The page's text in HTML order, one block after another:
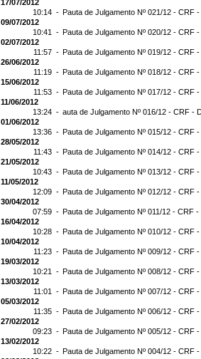
17/07/2012
10:14 - Pauta de Julgamento Nº 021/12 - CRF
09/07/2012
10:41 - Pauta de Julgamento Nº 020/12 - CRF
02/07/2012
11:57 - Pauta de Julgamento Nº 019/12 - CRF
26/06/2012
11:19 - Pauta de Julgamento Nº 018/12 - CRF
15/06/2012
11:53 - Pauta de Julgamento Nº 017/12 - CRF
11/06/2012
13:24 - auta de Julgamento Nº 016/12 - CRF -
01/06/2012
13:36 - Pauta de Julgamento Nº 015/12 - CRF
28/05/2012
11:43 - Pauta de Julgamento Nº 014/12 - CRF
21/05/2012
10:43 - Pauta de Julgamento Nº 013/12 - CRF
11/05/2012
12:09 - Pauta de Julgamento Nº 012/12 - CRF
30/04/2012
07:59 - Pauta de Julgamento Nº 011/12 - CRF
16/04/2012
10:28 - Pauta de Julgamento Nº 010/12 - CRF
10/04/2012
11:23 - Pauta de Julgamento Nº 009/12 - CRF
19/03/2012
10:21 - Pauta de Julgamento Nº 008/12 - CRF
13/03/2012
11:01 - Pauta de Julgamento Nº 007/12 - CRF
05/03/2012
11:35 - Pauta de Julgamento Nº 006/12 - CRF
27/02/2012
09:23 - Pauta de Julgamento Nº 005/12 - CRF
13/02/2012
10:22 - Pauta de Julgamento Nº 004/12 - CRF